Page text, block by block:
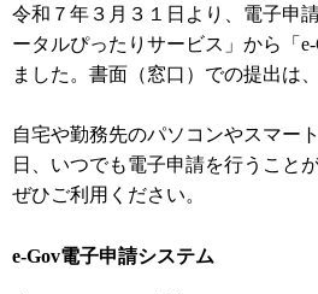
令和７年３月３１日より、電子申
ータルぴったりサービス」から「
ました。書面（窓口）での提出は
自宅や勤務先のパソコンやスマー
日、いつでも電子申請を行うこと
ぜひご利用ください。
e-Gov電子申請システム